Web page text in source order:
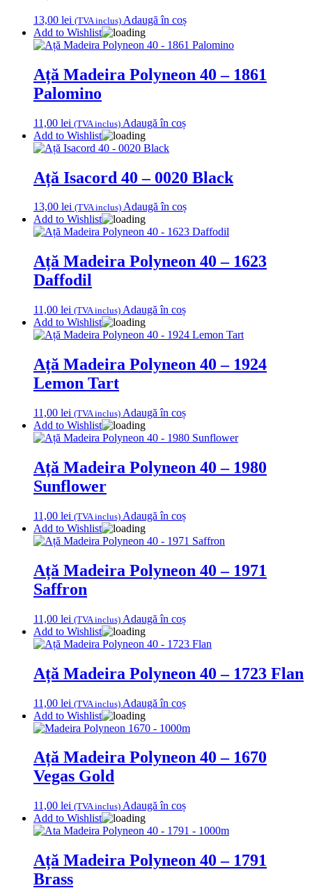
13,00 lei (TVA inclus) Adaugă în coș
Add to Wishlist
Ață Madeira Polyneon 40 – 1861
Palomino
11,00 lei (TVA inclus) Adaugă în coș
Add to Wishlist
Ață Isacord 40 – 0020 Black
13,00 lei (TVA inclus) Adaugă în coș
Add to Wishlist
Ață Madeira Polyneon 40 – 1623
Daffodil
11,00 lei (TVA inclus) Adaugă în coș
Add to Wishlist
Ață Madeira Polyneon 40 – 1924
Lemon Tart
11,00 lei (TVA inclus) Adaugă în coș
Add to Wishlist
Ață Madeira Polyneon 40 – 1980
Sunflower
11,00 lei (TVA inclus) Adaugă în coș
Add to Wishlist
Ață Madeira Polyneon 40 – 1971
Saffron
11,00 lei (TVA inclus) Adaugă în coș
Add to Wishlist
Ață Madeira Polyneon 40 – 1723 Flan
11,00 lei (TVA inclus) Adaugă în coș
Add to Wishlist
Ață Madeira Polyneon 40 – 1670
Vegas Gold
11,00 lei (TVA inclus) Adaugă în coș
Add to Wishlist
Ață Madeira Polyneon 40 – 1791
Brass